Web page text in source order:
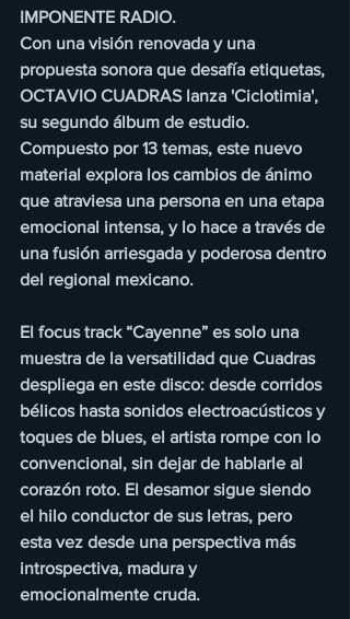
IMPONENTE RADIO.
Con una visión renovada y una
propuesta sonora que desafía etiquetas,
OCTAVIO CUADRAS lanza 'Ciclotimia',
su segundo álbum de estudio.
Compuesto por 13 temas, este nuevo
material explora los cambios de ánimo
que atraviesa una persona en una etapa
emocional intensa, y lo hace a través de
una fusión arriesgada y poderosa dentro
del regional mexicano.
El focus track “Cayenne” es solo una
muestra de la versatilidad que Cuadras
despliega en este disco: desde corridos
bélicos hasta sonidos electroacústicos y
toques de blues, el artista rompe con lo
convencional, sin dejar de hablarle al
corazón roto. El desamor sigue siendo
el hilo conductor de sus letras, pero
esta vez desde una perspectiva más
introspectiva, madura y
emocionalmente cruda.